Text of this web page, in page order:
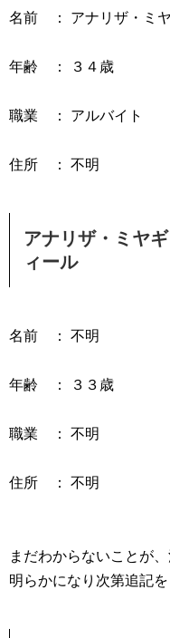
名前 ： アナリザ・ミ
年齢 ： ３４歳
職業 ： アルバイト
住所 ： 不明
アナリザ・ミヤ
ィール
名前 ： 不明
年齢 ： ３３歳
職業 ： 不明
住所 ： 不明
まだわからないことが
明らかになり次第追記を